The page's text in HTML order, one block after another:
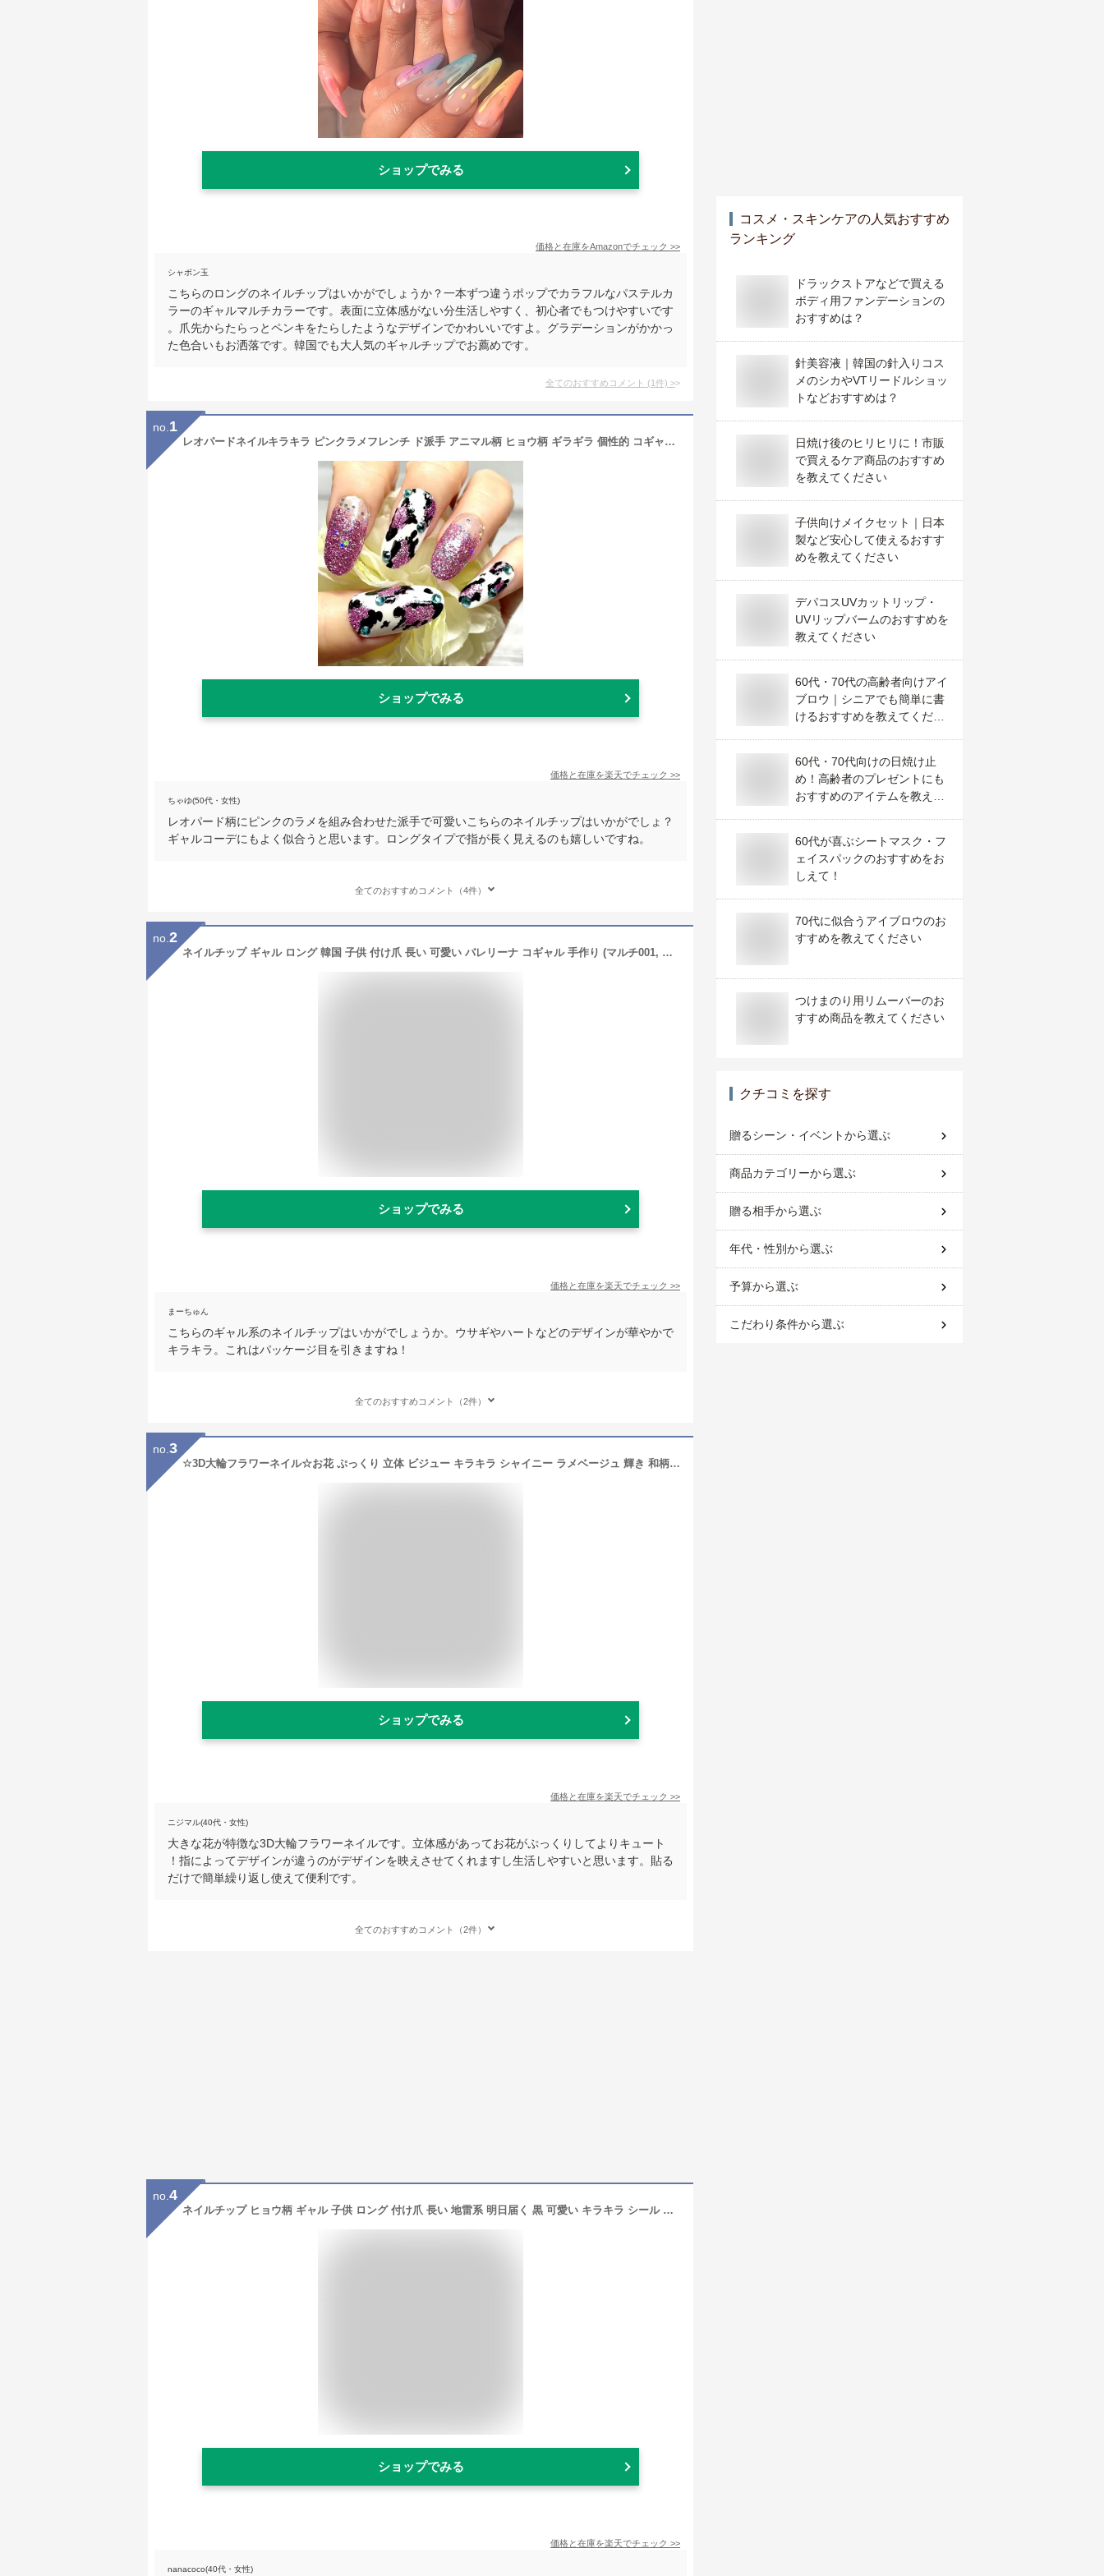
ショップでみる
価格と在庫をAmazonでチェック >>
シャボン玉
こちらのロングのネイルチップはいかがでしょうか？一本ずつ違うポップでカラフルなパステルカ
ラーのギャルマルチカラーです。表面に立体感がない分生活しやすく、初心者でもつけやすいです
。爪先からたらっとペンキをたらしたようなデザインでかわいいですよ。グラデーションがかかっ
た色合いもお洒落です。韓国でも大人気のギャルチップでお薦めです。
全てのおすすめコメント (1件) >
no. 1
レオパードネイルキラキラ ピンクラメフレンチ ド派手 アニマル柄 ヒョウ柄 ギラギラ 個性的 コギャル 指長 美爪 ロングチップ ネイルチップ 長いつけ爪 セクシー 付け爪 ギャル 繰り返し使える 貼るだけ 簡単便利 ネイリスト作成 ハンドメイドwn
ショップでみる
価格と在庫を楽天でチェック >>
ちゃゆ(50代・女性)
レオパード柄にピンクのラメを組み合わせた派手で可愛いこちらのネイルチップはいかがでしょ？
ギャルコーデにもよく似合うと思います。ロングタイプで指が長く見えるのも嬉しいですね。
全てのおすすめコメント（4件）
no. 2
ネイルチップ ギャル ロング 韓国 子供 付け爪 長い 可愛い バレリーナ コギャル 手作り (マルチ001, ロング)
ショップでみる
価格と在庫を楽天でチェック >>
まーちゅん
こちらのギャル系のネイルチップはいかがでしょうか。ウサギやハートなどのデザインが華やかで
キラキラ。これはパッケージ目を引きますね！
全てのおすすめコメント（2件）
no. 3
☆3D大輪フラワーネイル☆お花 ぷっくり 立体 ビジュー キラキラ シャイニー ラメベージュ 輝き 和柄着物成人式結婚式ドレスブライダル 繰り返し使える 貼るだけ ネイリスト作成 ハンドメイド 手作り ネイルチップ つけ爪 付け爪 指長 美爪 ロングチップ ギャル nail
ショップでみる
価格と在庫を楽天でチェック >>
ニジマル(40代・女性)
大きな花が特徴な3D大輪フラワーネイルです。立体感があってお花がぷっくりしてよりキュート
！指によってデザインが違うのがデザインを映えさせてくれますし生活しやすいと思います。貼る
だけで簡単繰り返し使えて便利です。
全てのおすすめコメント（2件）
no. 4
ネイルチップ ヒョウ柄 ギャル 子供 ロング 付け爪 長い 地雷系 明日届く 黒 可愛い キラキラ シール コギャル グッズ (マルチカラー6, ロング)
ショップでみる
価格と在庫を楽天でチェック >>
nanacoco(40代・女性)
コスメ・スキンケアの人気おすすめ
ランキング
ドラックストアなどで買える
ボディ用ファンデーションの
おすすめは？
針美容液｜韓国の針入りコス
メのシカやVTリードルショッ
トなどおすすめは？
日焼け後のヒリヒリに！市販
で買えるケア商品のおすすめ
を教えてください
子供向けメイクセット｜日本
製など安心して使えるおすす
めを教えてください
デパコスUVカットリップ・
UVリップバームのおすすめを
教えてください
60代・70代の高齢者向けアイ
ブロウ｜シニアでも簡単に書
けるおすすめを教えてくださ
60代・70代向けの日焼け止
め！高齢者のプレゼントにも
おすすめのアイテムを教え
60代が喜ぶシートマスク・フ
ェイスパックのおすすめをお
しえて！
70代に似合うアイブロウのお
すすめを教えてください
つけまのり用リムーバーのお
すすめ商品を教えてください
クチコミを探す
贈るシーン・イベントから選ぶ
商品カテゴリーから選ぶ
贈る相手から選ぶ
年代・性別から選ぶ
予算から選ぶ
こだわり条件から選ぶ